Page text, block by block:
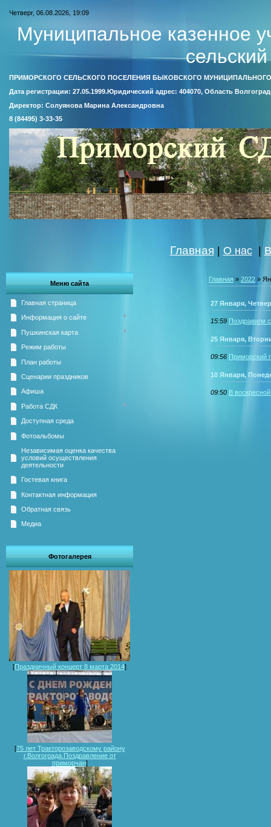
Четверг, 06.08.2026, 19:09
Муниципальное казенное
ПРИМОРСКОГО СЕЛЬСКОГО ПОСЕЛЕНИЯ БЫКОВСКОГО
Дата регистрации: 27.05.1999.Юридический адрес: 404070, Область
Директор: Солуянова Марина Александровна
8 (84495) 3-33-35
Главная О нас|
Меню сайта
Главная страница
Информация о сайте
Пушкинская карта
Режим работы
План работы
Сценарии праздников
Афиша
Работа СДК
Доступная среда
Фотоальбомы
Независимая оценка качества
условий осуществления
деятельности
Гостевая книга
Контактная информация
Обратная связь
Медиа
Фотогалерея
[Праздничный концерт 8 марта 2014]
[75 лет Тракторозаводскому району
г.Волгограда.Поздравление от
приморчан]
Главная » 2022 »
27 Января,
15:59 Поздравили
25 Января,
09:56 Приморский
10 Января,
09:50 В